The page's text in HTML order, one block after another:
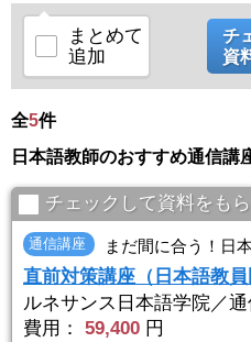
（※校舎により曜日が変わります）
★土曜コース
まとめて
追加
チ
資
全5件
日本語教師のおすすめ通信講
チェックして資料をもら
通信講座 まだ間に合う！日
直前対策講座（日本語教員
ルネサンス日本語学院／
費用：
59,400 円